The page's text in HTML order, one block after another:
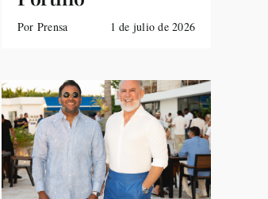
Por Prensa 1 de julio de 2026